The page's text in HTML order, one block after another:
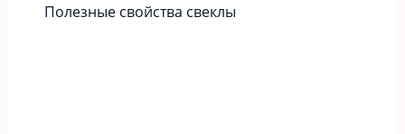
Полезные свойства свеклы